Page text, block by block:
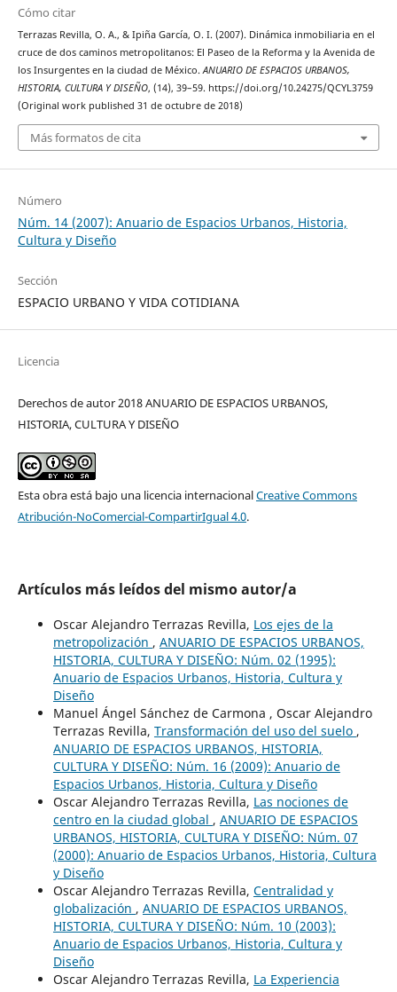
Cómo citar
Terrazas Revilla, O. A., & Ipiña García, O. I. (2007). Dinámica inmobiliaria en el
cruce de dos caminos metropolitanos: El Paseo de la Reforma y la Avenida de
los Insurgentes en la ciudad de México.ANUARIO DE ESPACIOS URBANOS,
HISTORIA, CULTURA Y DISEÑO, (14), 39–59. https://doi.org/10.24275/QCYL3759
(Original work published 31 de octubre de 2018)
Más formatos de cita
Número
Núm. 14 (2007): Anuario de Espacios Urbanos, Historia,
Cultura y Diseño
Sección
ESPACIO URBANO Y VIDA COTIDIANA
Licencia
Derechos de autor 2018 ANUARIO DE ESPACIOS URBANOS,
HISTORIA, CULTURA Y DISEÑO
Esta obra está bajo una licencia internacionalCreative Commons
Atribución-NoComercial-CompartirIgual 4.0.
Artículos más leídos del mismo autor/a
Oscar Alejandro Terrazas Revilla, Los ejes de la
metropolización , ANUARIO DE ESPACIOS URBANOS,
HISTORIA, CULTURA Y DISEÑO: Núm. 02 (1995):
Anuario de Espacios Urbanos, Historia, Cultura y
Diseño
Manuel Ángel Sánchez de Carmona , Oscar Alejandro
Terrazas Revilla, Transformación del uso del suelo ,
ANUARIO DE ESPACIOS URBANOS, HISTORIA,
CULTURA Y DISEÑO: Núm. 16 (2009): Anuario de
Espacios Urbanos, Historia, Cultura y Diseño
Oscar Alejandro Terrazas Revilla, Las nociones de
centro en la ciudad global , ANUARIO DE ESPACIOS
URBANOS, HISTORIA, CULTURA Y DISEÑO: Núm. 07
(2000): Anuario de Espacios Urbanos, Historia, Cultura
y Diseño
Oscar Alejandro Terrazas Revilla, Centralidad y
globalización , ANUARIO DE ESPACIOS URBANOS,
HISTORIA, CULTURA Y DISEÑO: Núm. 10 (2003):
Anuario de Espacios Urbanos, Historia, Cultura y
Diseño
Oscar Alejandro Terrazas Revilla, La Experiencia